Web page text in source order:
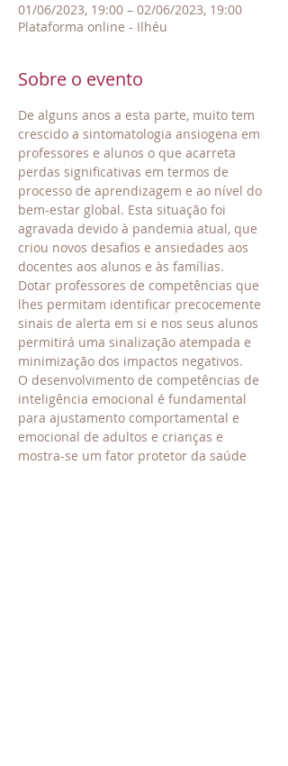
01/06/2023, 19:00 – 02/06/2023, 19:00
Plataforma online - Ilhéu
Sobre o evento
De alguns anos a esta parte, muito tem
crescido a sintomatologia ansiogena em
professores e alunos o que acarreta
perdas significativas em termos de
processo de aprendizagem e ao nível do
bem-estar global. Esta situação foi
agravada devido à pandemia atual, que
criou novos desafios e ansiedades aos
docentes aos alunos e às famílias.
Dotar professores de competências que
lhes permitam identificar precocemente
sinais de alerta em si e nos seus alunos
permitirá uma sinalização atempada e
minimização dos impactos negativos.
O desenvolvimento de competências de
inteligência emocional é fundamental
para ajustamento comportamental e
emocional de adultos e crianças e
mostra-se um fator protetor da saúde